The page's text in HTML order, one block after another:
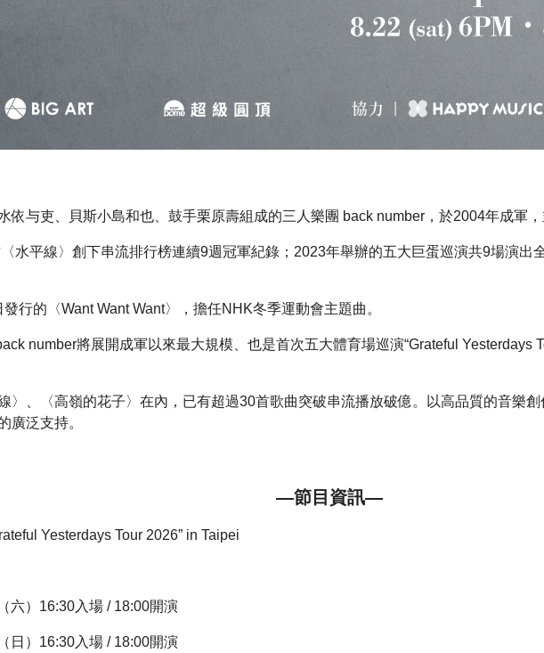
依与吏、貝斯小島和也、鼓手栗原壽組成的三人樂團 back number，於2004年成軍，
水平線〉創下串流排行榜連續9週冠軍紀錄；2023年舉辦的五大巨蛋巡演共9場演出
行的〈Want Want Want〉，擔任NHK冬季運動會主題曲。
number將展開成軍以來最大規模、也是首次五大體育場巡演“Grateful Yesterdays
〉、〈高嶺的花子〉在內，已有超過30首歌曲突破串流播放破億。以高品質的音樂
廣泛支持。
—節目資訊—
Yesterdays Tour 2026” in Taipei
六）16:30入場 / 18:00開演
日）16:30入場 / 18:00開演